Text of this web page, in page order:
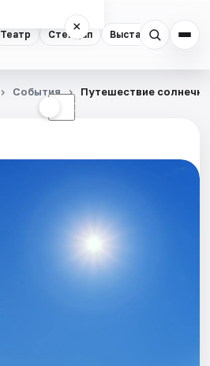
Театр Стендап Выставки
×
☾
События Путешествие